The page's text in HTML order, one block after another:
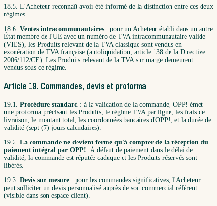
18.5. L'Acheteur reconnaît avoir été informé de la distinction entre ces deux
régimes.
18.6. Ventes intracommunautaires : pour un Acheteur établi dans un autre
État membre de l'UE avec un numéro de TVA intracommunautaire valide
(VIES), les Produits relevant de la TVA classique sont vendus en
exonération de TVA française (autoliquidation, article 138 de la Directive
2006/112/CE). Les Produits relevant de la TVA sur marge demeurent
vendus sous ce régime.
Article 19. Commandes, devis et proforma
19.1. Procédure standard : à la validation de la commande, OPP! émet
une proforma précisant les Produits, le régime TVA par ligne, les frais de
livraison, le montant total, les coordonnées bancaires d'OPP!, et la durée de
validité (sept (7) jours calendaires).
19.2. La commande ne devient ferme qu'à compter de la réception du
paiement intégral par OPP!. À défaut de paiement dans le délai de
validité, la commande est réputée caduque et les Produits réservés sont
libérés.
19.3. Devis sur mesure : pour les commandes significatives, l'Acheteur
peut solliciter un devis personnalisé auprès de son commercial référent
(visible dans son espace client).